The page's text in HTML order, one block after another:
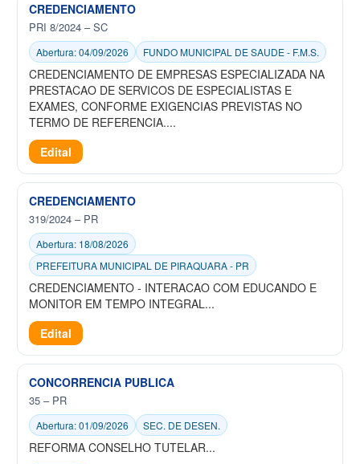
CREDENCIAMENTO
PRI 8/2024 – SC
Abertura: 04/09/2026 FUNDO MUNICIPAL DE SAUDE - F.M.S.
CREDENCIAMENTO DE EMPRESAS ESPECIALIZADA NA
PRESTACAO DE SERVICOS DE ESPECIALISTAS E
EXAMES, CONFORME EXIGENCIAS PREVISTAS NO
TERMO DE REFERENCIA....
Edital
CREDENCIAMENTO
319/2024 – PR
Abertura: 18/08/2026
PREFEITURA MUNICIPAL DE PIRAQUARA - PR
CREDENCIAMENTO - INTERACAO COM EDUCANDO E
MONITOR EM TEMPO INTEGRAL...
Edital
CONCORRENCIA PUBLICA
35 – PR
Abertura: 01/09/2026 SEC. DE DESEN.
REFORMA CONSELHO TUTELAR...